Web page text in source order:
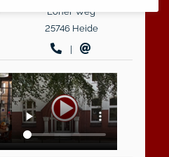
Loher Weg
25746 Heide